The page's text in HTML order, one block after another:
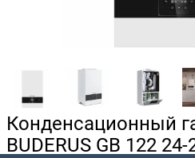
Конденсационный
BUDERUS GB 122